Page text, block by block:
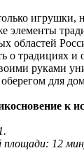
игрушки,
элементы
областей
о традициях
руками
для
к
12